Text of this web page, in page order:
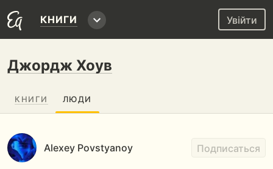
КНИГИ Увійти
Джордж Хоув
КНИГИ ЛЮДИ
Alexey Povstyanoy Подписаться